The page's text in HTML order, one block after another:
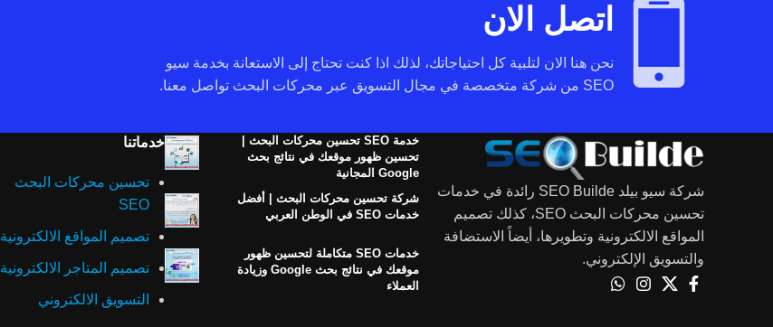
اتصل الان
نحن هنا الان لتلبية كل احتياجاتك، لذلك اذا كنت تحتاج إلى الاستعانة بخدمة سيو
SEO من شركة متخصصة في مجال التسويق عبر محركات البحث تواصل معنا.
شركة سيو بيلد SEO Builde رائدة في خدمات
تحسين محركات البحث SEO، كذلك تصميم
المواقع الالكترونية وتطويرها، أيضاً الاستضافة
والتسويق الإلكتروني.
خدمة SEO تحسين محركات البحث |
تحسين ظهور موقعك في نتائج بحث
Google المجانية
شركة تحسين محركات البحث | أفضل
خدمات SEO في الوطن العربي
خدمات SEO متكاملة لتحسين ظهور
موقعك في نتائج بحث Google وزيادة
العملاء
خدماتنا
تحسين محركات البحث
SEO
تصميم المواقع الالكترونية
تصميم المتاجر الالكترونية
التسويق الالكتروني